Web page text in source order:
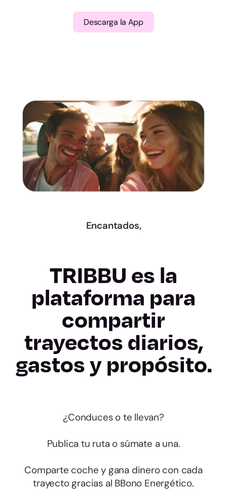
Descarga la App
Encantados,
TRIBBU es la
plataforma para
compartir
trayectos diarios,
gastos y propósito.
¿Conduces o te llevan?
Publica tu ruta o súmate a una.
Comparte coche y gana dinero con cada
trayecto gracias al BBono Energético.